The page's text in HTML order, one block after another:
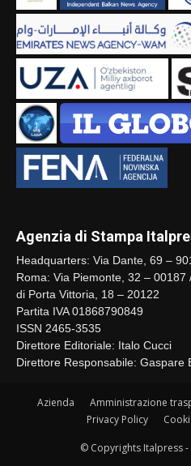
Agenzia di Stampa
Headquarters: Via Dante, 69 –
Roma: Via Piemonte, 32 –
di Porta Vittoria, 18 – 20122
Partita IVA 01868790849
ISSN 2465-3535
Direttore Editoriale: Italo Cucci
Direttore Responsabile: Gaspare
Azienda Amministrazione
Privacy Policy
© Copyrights Italpress